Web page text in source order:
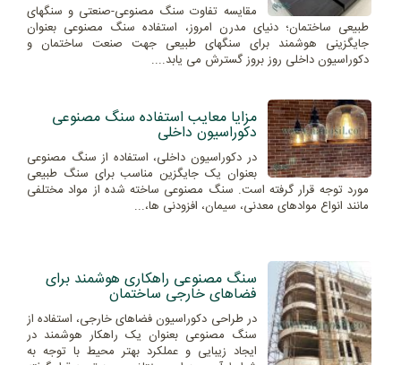
مقایسه تفاوت سنگ مصنوعی-صنعتی و سنگهای
طبیعی ساختمان؛ دنیای مدرن امروز، استفاده سنگ مصنوعی بعنوان
جایگزینی هوشمند برای سنگهای طبیعی جهت صنعت ساختمان و
دکوراسیون داخلی روز بروز گسترش می یابد....
مزایا معایب استفاده سنگ مصنوعی
دکوراسیون داخلی
در دکوراسیون داخلی، استفاده از سنگ مصنوعی
بعنوان یک جایگزین مناسب برای سنگ طبیعی
مورد توجه قرار گرفته است. سنگ مصنوعی ساخته شده از مواد مختلفی
مانند انواع موادهای معدنی، سیمان، افزودنی ها،...
سنگ مصنوعی راهکاری هوشمند برای
فضاهای خارجی ساختمان
در طراحی دکوراسیون فضاهای خارجی، استفاده از
سنگ مصنوعی بعنوان یک راهکار هوشمند در
ایجاد زیبایی و عملکرد بهتر محیط با توجه به